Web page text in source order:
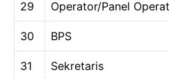
29 Operator/Panel
30 BPS
31 Sekretaris